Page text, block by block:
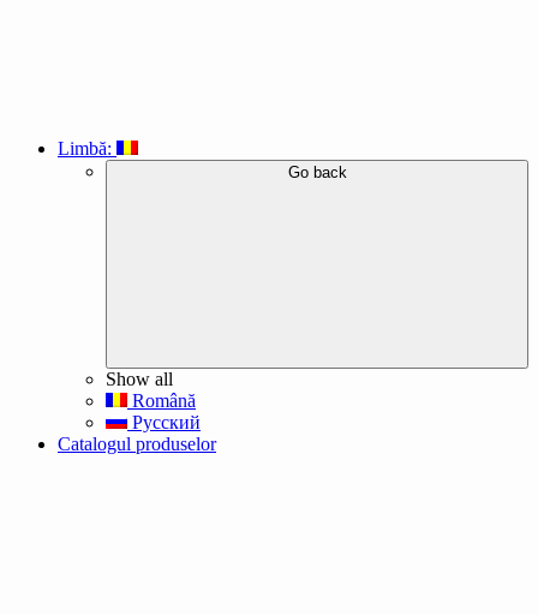
Limbă:
Go back
Show all
Română
Русский
Catalogul produselor